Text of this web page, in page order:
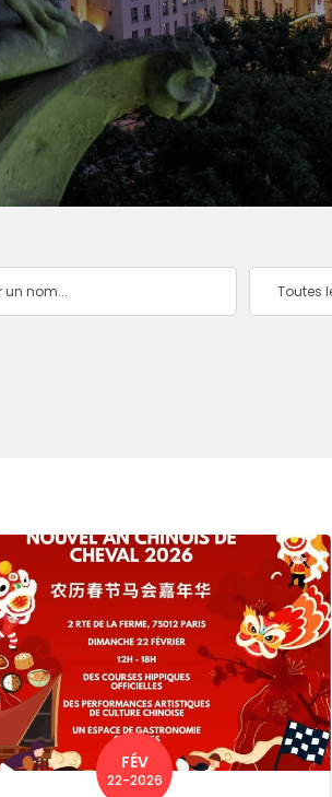
Toutes
FÉV
22-2026